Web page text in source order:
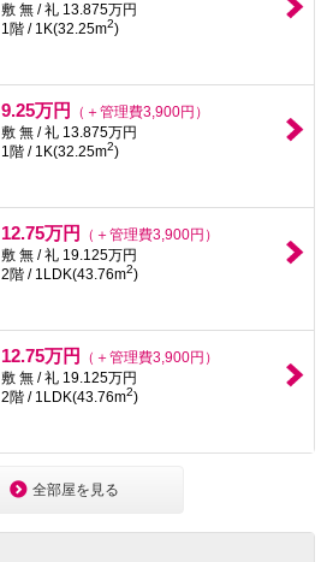
敷 無 / 礼 13.875万円
1階 / 1K(32.25m2)
9.25万円
（＋管理費3,900円）
敷 無 / 礼 13.875万円
1階 / 1K(32.25m2)
12.75万円
（＋管理費3,900円）
敷 無 / 礼 19.125万円
2階 / 1LDK(43.76m2)
12.75万円
（＋管理費3,900円）
敷 無 / 礼 19.125万円
2階 / 1LDK(43.76m2)
全部屋を見る